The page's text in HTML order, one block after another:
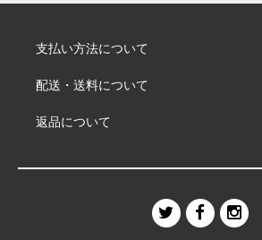
支払い方法について
配送・送料について
返品について